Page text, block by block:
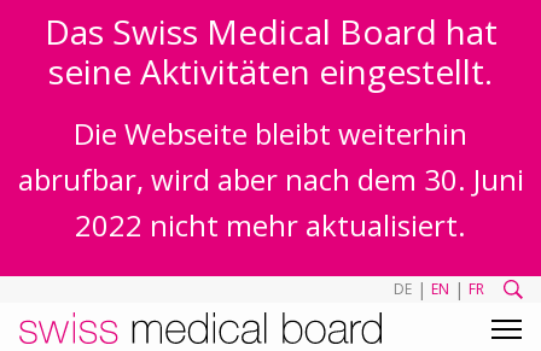
Das Swiss Medical Board hat
seine Aktivitäten eingestellt.
Die Webseite bleibt weiterhin
abrufbar, wird aber nach dem 30. Juni
2022 nicht mehr aktualisiert.
DE | EN | FR